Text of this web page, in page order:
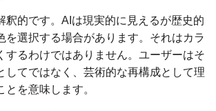
釈的です。AIは現実的に見えるが歴史的
を選択する場合があります。それはカラ
するわけではありません。ユーザーはそ
してではなく、芸術的な再構成として理
を意味します。